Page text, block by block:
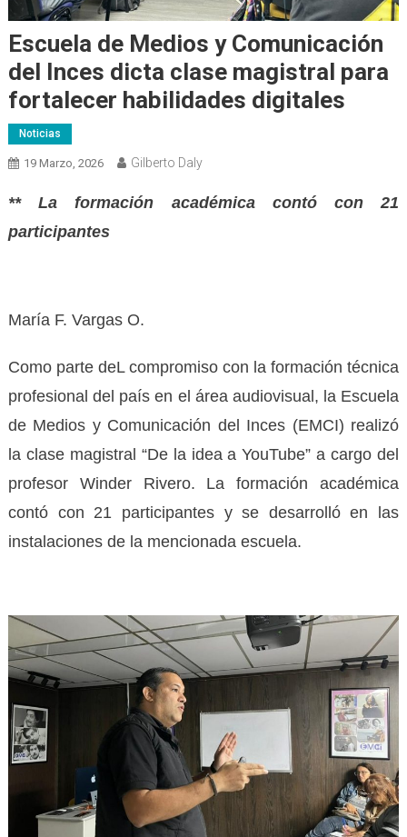
Escuela de Medios y Comunicación
del Inces dicta clase magistral para
fortalecer habilidades digitales
Noticias
19 Marzo, 2026 Gilberto Daly
** La formación académica contó con 21
participantes
María F. Vargas O.
Como parte deL compromiso con la formación técnica
profesional del país en el área audiovisual, la Escuela
de Medios y Comunicación del Inces (EMCI) realizó
la clase magistral “De la idea a YouTube” a cargo del
profesor Winder Rivero. La formación académica
contó con 21 participantes y se desarrolló en las
instalaciones de la mencionada escuela.